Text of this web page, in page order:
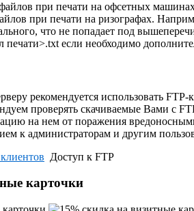
при печати на офсетных
при печати на ризографах.
что не попадает под
если необходимо
рекомендуется использовать
проверять скачиваемые Вами с
на нем от поражения
к администраторам и другим
Доступ к FTP
карточки